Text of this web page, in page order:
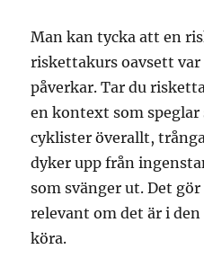
Man kan tycka att en
riskettakurs oavsett
påverkar. Tar du
en kontext som
cyklister överallt,
dyker upp från
som svänger ut. Det
relevant om det är i
köra.